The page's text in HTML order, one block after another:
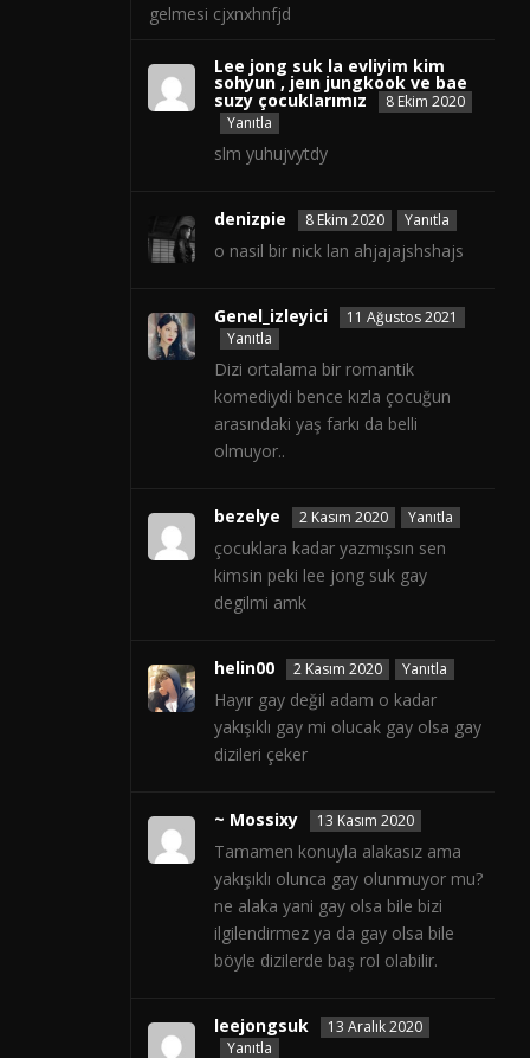
gelmesi cjxnxhnfjd
Lee jong suk la evliyim kim
sohyun , jeın jungkook ve bae
suzy çocuklarımız
8 Ekim 2020
Yanıtla
slm yuhujvytdy
denizpie 8 Ekim 2020 Yanıtla
o nasil bir nick lan ahjajajshshajs
Genel_izleyici
11 Ağustos 2021
Yanıtla
Dizi ortalama bir romantik
komediydi bence kızla çocuğun
arasındaki yaş farkı da belli
olmuyor..
bezelye 2 Kasım 2020 Yanıtla
çocuklara kadar yazmışsın sen
kimsin peki lee jong suk gay
degilmi amk
helin00 2 Kasım 2020 Yanıtla
Hayır gay değil adam o kadar
yakışıklı gay mi olucak gay olsa gay
dizileri çeker
~ Mossixy 13 Kasım 2020
Tamamen konuyla alakasız ama
yakışıklı olunca gay olunmuyor mu?
ne alaka yani gay olsa bile bizi
ilgilendirmez ya da gay olsa bile
böyle dizilerde baş rol olabilir.
leejongsuk
13 Aralık 2020
Yanıtla